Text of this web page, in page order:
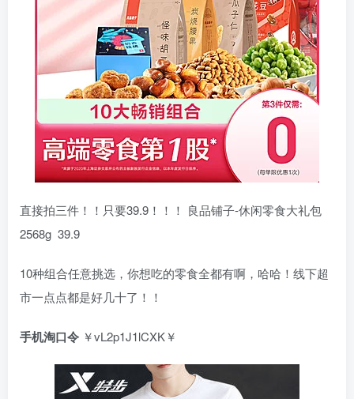
直接拍三件！！只要39.9！！！ 良品铺子-休闲零食大礼包
2568g 39.9
10种组合任意挑选，你想吃的零食全都有啊，哈哈！线下超
市一点点都是好几十了！！​​​​
手机淘口令 ￥vL2p1J1lCXK￥